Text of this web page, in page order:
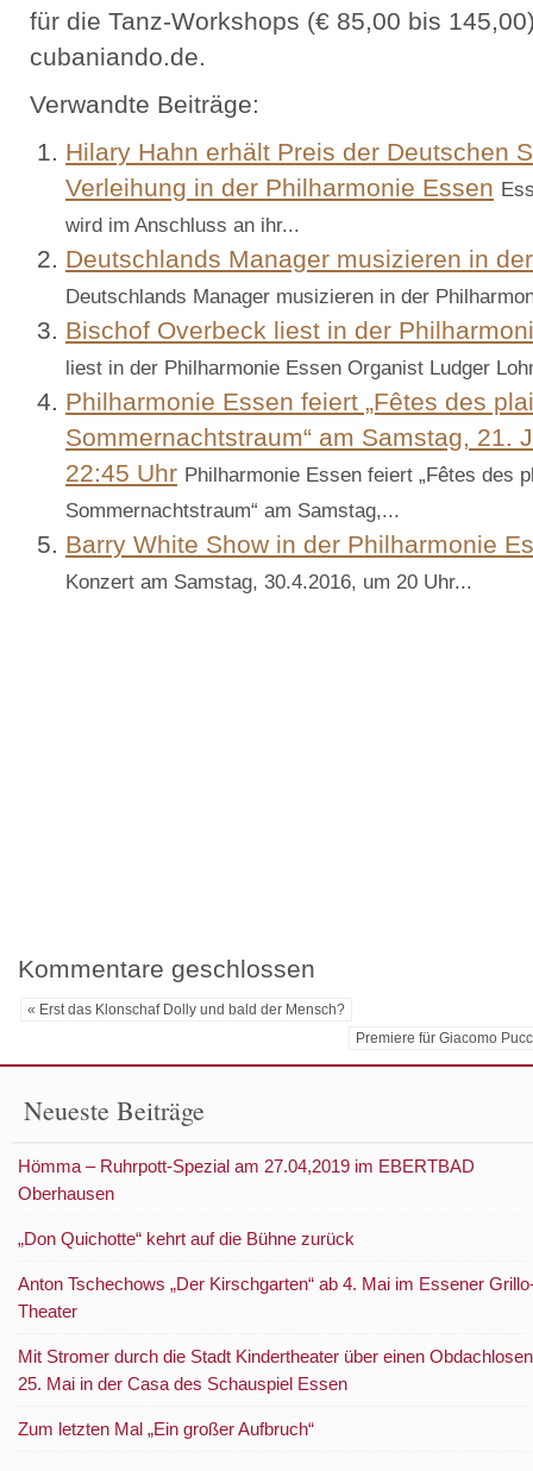
für die Tanz-Workshops (€ 85,00 bis
cubaniando.de.
Verwandte Beiträge:
Hilary Hahn erhält Preis der Deutschen
Verleihung in der Philharmonie Essen
wird im Anschluss an ihr...
Deutschlands Manager musizieren in
Deutschlands Manager musizieren in der
Bischof Overbeck liest in der
liest in der Philharmonie Essen Organist Ludger
Philharmonie Essen feiert „Fêtes des
Sommernachtstraum“ am Samstag, 21.
22:45 Uhr Philharmonie Essen feiert „Fêtes des
Sommernachtstraum“ am Samstag,...
Barry White Show in der Philharmonie
Konzert am Samstag, 30.4.2016, um 20 Uhr...
Kommentare geschlossen
« Erst das Klonschaf Dolly und bald der Mensch?
Premiere für Giacomo
Neueste Beiträge
Hömma – Ruhrpott-Spezial am 27.04,2019 im EBERTBAD
Oberhausen
„Don Quichotte“ kehrt auf die Bühne zurück
Anton Tschechows „Der Kirschgarten“ ab 4. Mai im Essener
Theater
Mit Stromer durch die Stadt Kindertheater über einen
25. Mai in der Casa des Schauspiel Essen
Zum letzten Mal „Ein großer Aufbruch“